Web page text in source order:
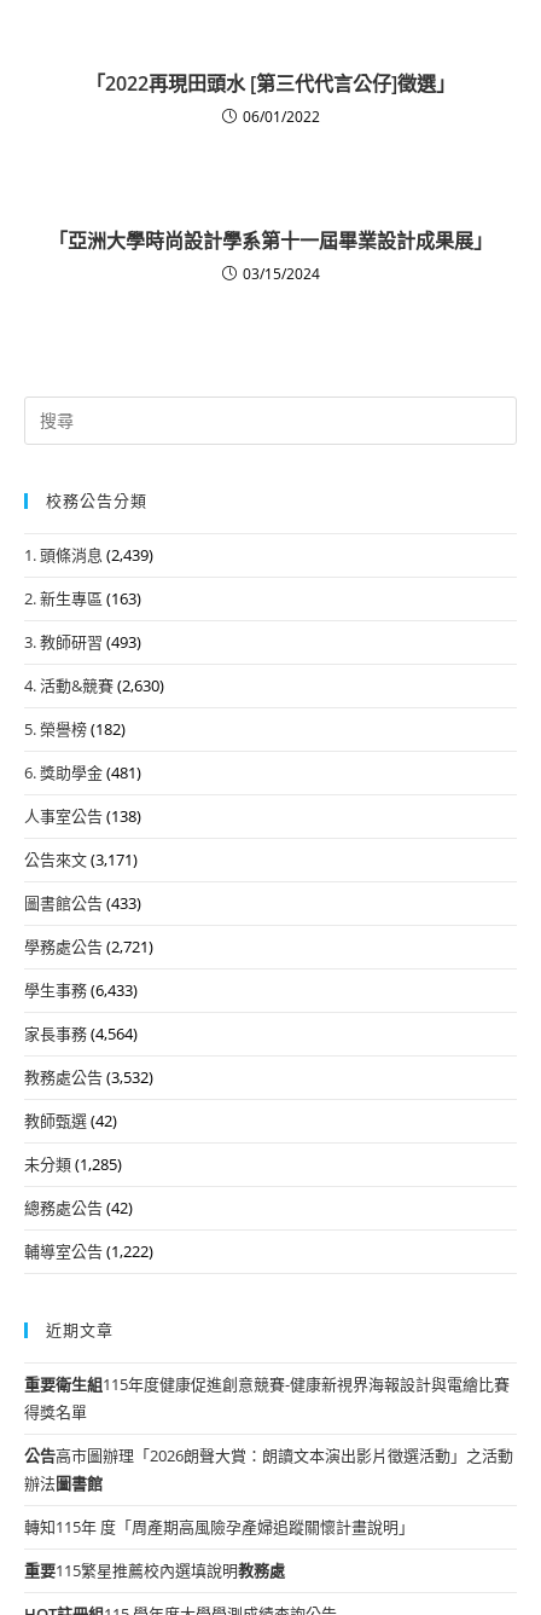
「2022再現田頭水 [第三代代言公仔]徵選」
06/01/2022
「亞洲大學時尚設計學系第十一屆畢業設計成果展」
03/15/2024
Search
for:
校務公告分類
1. 頭條消息 (2,439)
2. 新生專區 (163)
3. 教師研習 (493)
4. 活動&競賽(2,630)
5. 榮譽榜(182)
6. 獎助學金(481)
人事室公告(138)
公告來文(3,171)
圖書館公告(433)
學務處公告(2,721)
學生事務(6,433)
家長事務(4,564)
教務處公告(3,532)
教師甄選(42)
未分類(1,285)
總務處公告(42)
輔導室公告(1,222)
近期文章
重要衛生組115年度健康促進創意競賽-健康新視界海報設計與電繪比賽
得獎名單
公告高市圖辦理「2026朗聲大賞：朗讀文本演出影片徵選活動」之活動
辦法圖書館
轉知115年 度「周產期高風險孕產婦追蹤關懷計畫說明」
重要115繁星推薦校內選填說明教務處